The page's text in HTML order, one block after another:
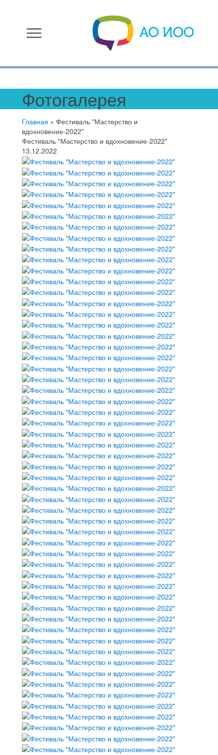
menu
Фотогалерея
Главная » Фестиваль "Мастерство и
вдохновение-2022"
Фестиваль "Мастерство и вдохновение-2022"
13.12.2022